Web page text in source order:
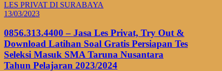
LES PRIVAT DI SURABAYA
13/03/2023
0856.313.4400 – Jasa Les Privat, Try Out &
Download Latihan Soal Gratis Persiapan Tes
Seleksi Masuk SMA Taruna Nusantara
Tahun Pelajaran 2023/2024